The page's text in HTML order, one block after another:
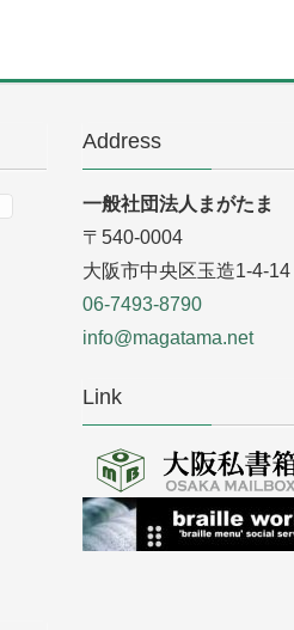
Address
一般社団法人まがたま
〒540-0004
大阪市中央区玉造1-4-14
06-7493-8790
info@magatama.net
Link